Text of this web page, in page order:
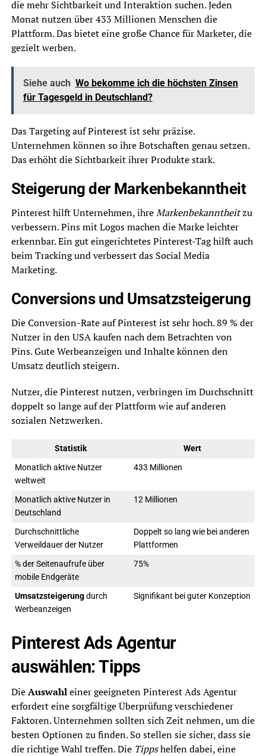
die mehr Sichtbarkeit und Interaktion suchen. Jeden
Monat nutzen über 433 Millionen Menschen die
Plattform. Das bietet eine große Chance für Marketer, die
gezielt werben.
Siehe auch Wo bekomme ich die höchsten Zinsen
für Tagesgeld in Deutschland?
Das Targeting auf Pinterest ist sehr präzise.
Unternehmen können so ihre Botschaften genau setzen.
Das erhöht die Sichtbarkeit ihrer Produkte stark.
Steigerung der Markenbekanntheit
Pinterest hilft Unternehmen, ihreMarkenbekanntheitzu
verbessern. Pins mit Logos machen die Marke leichter
erkennbar. Ein gut eingerichtetes Pinterest-Tag hilft auch
beim Tracking und verbessert das Social Media
Marketing.
Conversions und Umsatzsteigerung
Die Conversion-Rate auf Pinterest ist sehr hoch. 89 % der
Nutzer in den USA kaufen nach dem Betrachten von
Pins. Gute Werbeanzeigen und Inhalte können den
Umsatz deutlich steigern.
Nutzer, die Pinterest nutzen, verbringen im Durchschnitt
doppelt so lange auf der Plattform wie auf anderen
sozialen Netzwerken.
Statistik
Wert
Monatlich aktive Nutzer
weltweit
433 Millionen
Monatlich aktive Nutzer in
Deutschland
12 Millionen
Durchschnittliche
Verweildauer der Nutzer
Doppelt so lang wie bei anderen
Plattformen
% der Seitenaufrufe über
mobile Endgeräte
75%
Umsatzsteigerungdurch
Werbeanzeigen
Signifikant bei guter Konzeption
Pinterest Ads Agentur
auswählen: Tipps
DieAuswahleiner geeigneten Pinterest Ads Agentur
erfordert eine sorgfältige Überprüfung verschiedener
Faktoren. Unternehmen sollten sich Zeit nehmen, um die
besten Optionen zu finden. So stellen sie sicher, dass sie
die richtige Wahl treffen. Die Tippshelfen dabei, eine